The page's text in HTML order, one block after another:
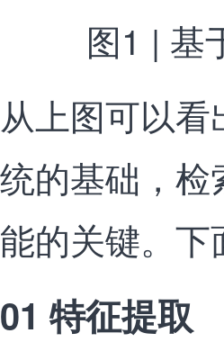
图1 | 基
从上图可以
统的基础，
能的关键。
01 特征提取